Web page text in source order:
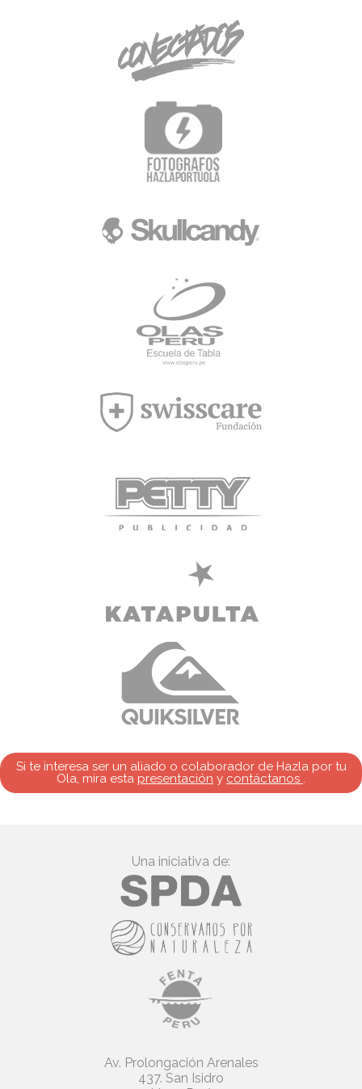
Si te interesa ser un aliado o colaborador de Hazla por tu
Ola, mira esta presentación y contáctanos .
Una iniciativa de:
Av. Prolongación Arenales
437. San Isidro